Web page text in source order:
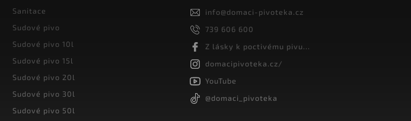
Sanitace
Sudové pivo
Sudové pivo 10l
Sudové pivo 15l
Sudové pivo 20l
Sudové pivo 30l
Sudové pivo 50l
info@domaci-pivoteka.cz
739 606 600
Z lásky k poctivému pivu...
domacipivoteka.cz/
YouTube
@domaci_pivoteka